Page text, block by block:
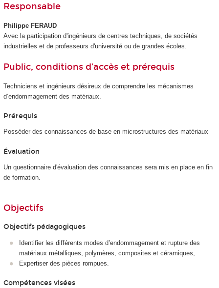
Responsable
Philippe FERAUD
Avec la participation d'ingénieurs de centres techniques, de sociétés
industrielles et de professeurs d'université ou de grandes écoles.
Public, conditions d’accès et prérequis
Techniciens et ingénieurs désireux de comprendre les mécanismes
d’endommagement des matériaux.
Prérequis
Posséder des connaissances de base en microstructures des matériaux
Évaluation
Un questionnaire d'évaluation des connaissances sera mis en place en fin
de formation.
Objectifs
Objectifs pédagogiques
Identifier les différents modes d’endommagement et rupture des
matériaux métalliques, polymères, composites et céramiques,
Expertiser des pièces rompues.
Compétences visées